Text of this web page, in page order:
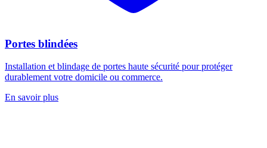
Portes blindées
Installation et blindage de portes haute sécurité pour protéger
durablement votre domicile ou commerce.
En savoir plus